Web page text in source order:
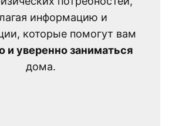
информацию и
которые помогут вам
и уверенно заниматься
дома.